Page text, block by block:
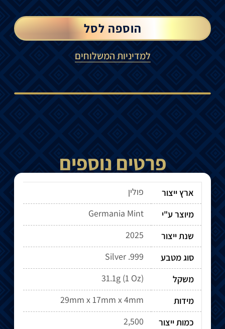
הוספה לסל
למדיניות המשלוחים
פרטים נוספים
ארץ ייצור
פולין
מיוצר ע"י
Germania Mint
שנת ייצור
2025
סוג מטבע
Silver .999
משקל
31.1g (1 Oz)
מידות
29mm x 17mm x 4mm
כמות ייצור
2,500